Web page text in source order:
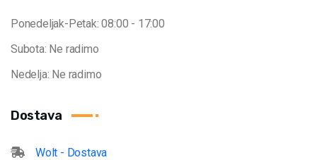
Ponedeljak-Petak: 08:00 - 17:00
Subota: Ne radimo
Nedelja: Ne radimo
Dostava
Wolt - Dostava